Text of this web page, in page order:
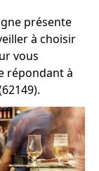
présente
à choisir
vous
répondant à